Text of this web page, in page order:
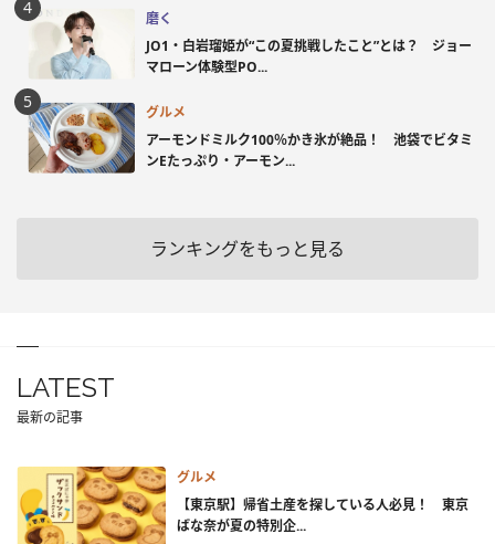
磨く
JO1・白岩瑠姫が“この夏挑戦したこと”とは？ ジョー
マローン体験型PO...
グルメ
アーモンドミルク100％かき氷が絶品！ 池袋でビタミ
ンEたっぷり・アーモン...
ランキングをもっと見る
LATEST
最新の記事
グルメ
【東京駅】帰省土産を探している人必見！ 東京
ばな奈が夏の特別企...